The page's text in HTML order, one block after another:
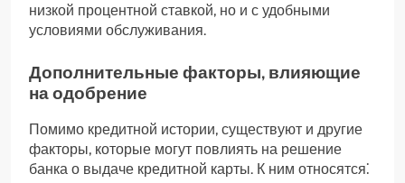
низкой процентной ставкой, но и с удобными
условиями обслуживания.
Дополнительные факторы, влияющие
на одобрение
Помимо кредитной истории, существуют и другие
факторы, которые могут повлиять на решение
банка о выдаче кредитной карты. К ним относятся⁚